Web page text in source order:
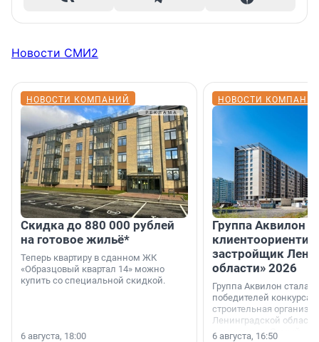
Новости СМИ2
НОВОСТИ КОМПАНИЙ
Скидка до 880 000 рублей
на готовое жильё*
Теперь квартиру в сданном ЖК
«Образцовый квартал 14» можно
купить со специальной скидкой.
6 августа, 18:00
НОВОСТИ
Группа Аквилон
застройщик
области» 2026
Группа Аквилон стала
победителей конкурса
строительная
Ленинградской области
номинации «Самый
6 августа, 16:50